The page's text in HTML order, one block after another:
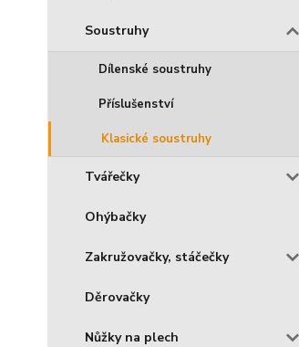
Soustruhy
Dílenské soustruhy
Příslušenství
Klasické soustruhy
Tvářečky
Ohýbačky
Zakružovačky, stáčečky
Děrovačky
Nůžky na plech